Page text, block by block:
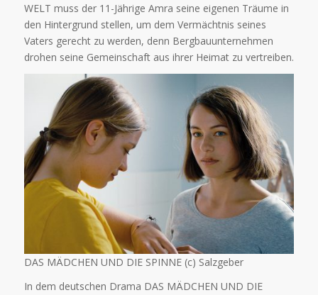
WELT muss der 11-Jährige Amra seine eigenen Träume in
den Hintergrund stellen, um dem Vermächtnis seines
Vaters gerecht zu werden, denn Bergbauunternehmen
drohen seine Gemeinschaft aus ihrer Heimat zu vertreiben.
DAS MÄDCHEN UND DIE SPINNE (c) Salzgeber
In dem deutschen Drama DAS MÄDCHEN UND DIE